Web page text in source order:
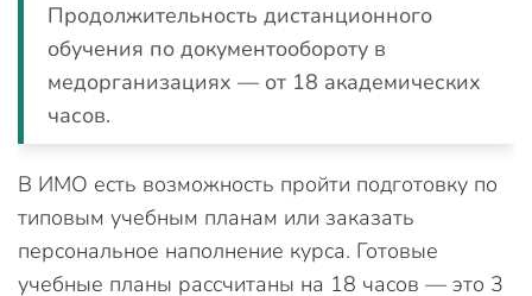
Продолжительность дистанционного
обучения по документообороту в
медорганизациях — от 18 академических
часов.
В ИМО есть возможность пройти подготовку по
типовым учебным планам или заказать
персональное наполнение курса. Готовые
учебные планы рассчитаны на 18 часов — это 3